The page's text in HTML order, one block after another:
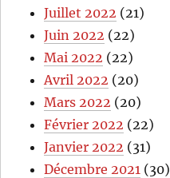
Juillet 2022 (21)
Juin 2022 (22)
Mai 2022 (22)
Avril 2022 (20)
Mars 2022 (20)
Février 2022 (22)
Janvier 2022 (31)
Décembre 2021 (30)